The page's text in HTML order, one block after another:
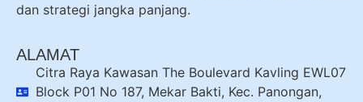
dan strategi jangka panjang.
ALAMAT
Citra Raya Kawasan The Boulevard Kavling EWL07
Block P01 No 187, Mekar Bakti, Kec. Panongan,